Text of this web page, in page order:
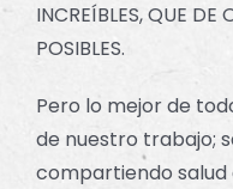
INCREÍBLES, QUE DE
POSIBLES.
Pero lo mejor de
de nuestro trabajo;
compartiendo salud